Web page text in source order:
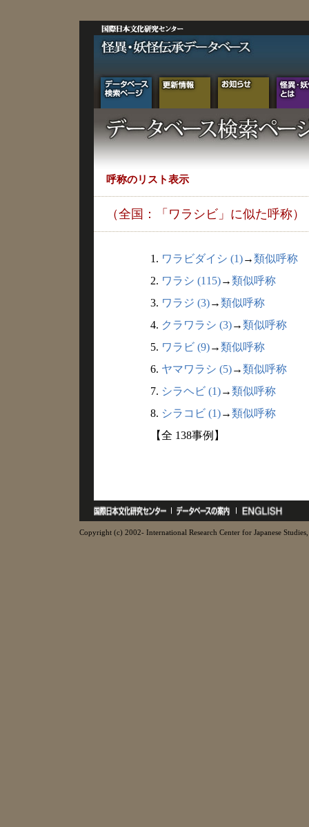
呼称のリスト表示
（全国：「ワラシビ」に似た呼称）
1. ワラビダイシ (1)→類似呼称
2. ワラシ (115)→類似呼称
3. ワラジ (3)→類似呼称
4. クラワラシ (3)→類似呼称
5. ワラビ (9)→類似呼称
6. ヤマワラシ (5)→類似呼称
7. シラヘビ (1)→類似呼称
8. シラコビ (1)→類似呼称
【全 138事例】
Copyright (c) 2002- International Research Center for Japanese